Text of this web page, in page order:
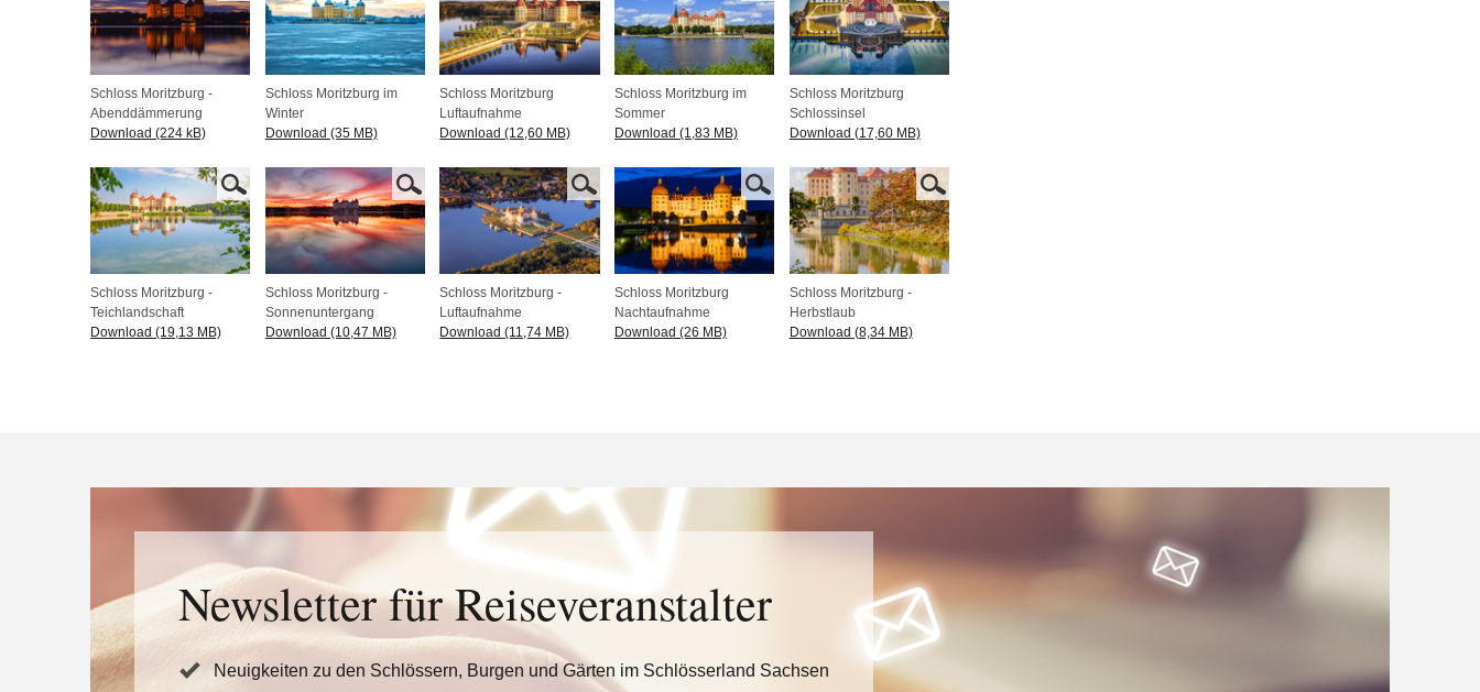
Schloss Moritzburg -
Abenddämmerung
Download (224 kB)
Schloss Moritzburg im
Winter
Download (35 MB)
Schloss Moritzburg
Luftaufnahme
Download (12,60 MB)
Schloss Moritzburg im
Sommer
Download (1,83 MB)
Schloss Moritzburg
Schlossinsel
Download (17,60 MB)
Schloss Moritzburg -
Teichlandschaft
Download (19,13 MB)
Schloss Moritzburg -
Sonnenuntergang
Download (10,47 MB)
Schloss Moritzburg -
Luftaufnahme
Download (11,74 MB)
Schloss Moritzburg
Nachtaufnahme
Download (26 MB)
Schloss Moritzburg -
Herbstlaub
Download (8,34 MB)
Newsletter für Reiseveranstalter
Neuigkeiten zu den Schlössern, Burgen und Gärten im Schlösserland Sachsen